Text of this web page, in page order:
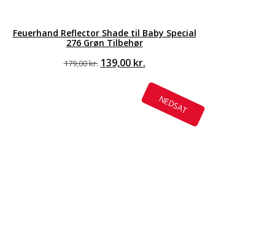
Feuerhand Reflector Shade til Baby Special
276 Grøn Tilbehør
179,00kr. Den
179,00 kr..
139,00 kr.Den
pris
er:
139,00 kr..
NEDSAT